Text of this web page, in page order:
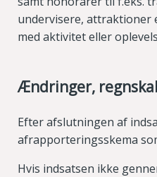
undervisere, attraktioner
med aktivitet eller
Ændringer,
Efter afslutningen af
afrapporteringsskema
Hvis indsatsen ikke